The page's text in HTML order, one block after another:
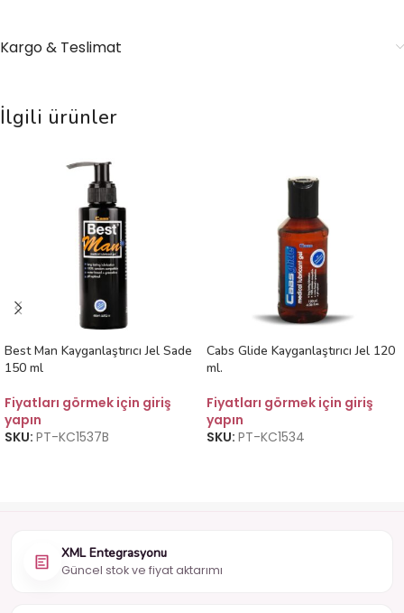
Kargo & Teslimat
İlgili ürünler
Best Man Kayganlaştırıcı Jel Sade
150 ml
Fiyatları görmek için giriş
yapın
SKU: PT-KC1537B
Cabs Glide Kayganlaştırıcı Jel 120
ml.
Fiyatları görmek için giriş
yapın
SKU: PT-KC1534
XML Entegrasyonu
Güncel stok ve fiyat aktarımı